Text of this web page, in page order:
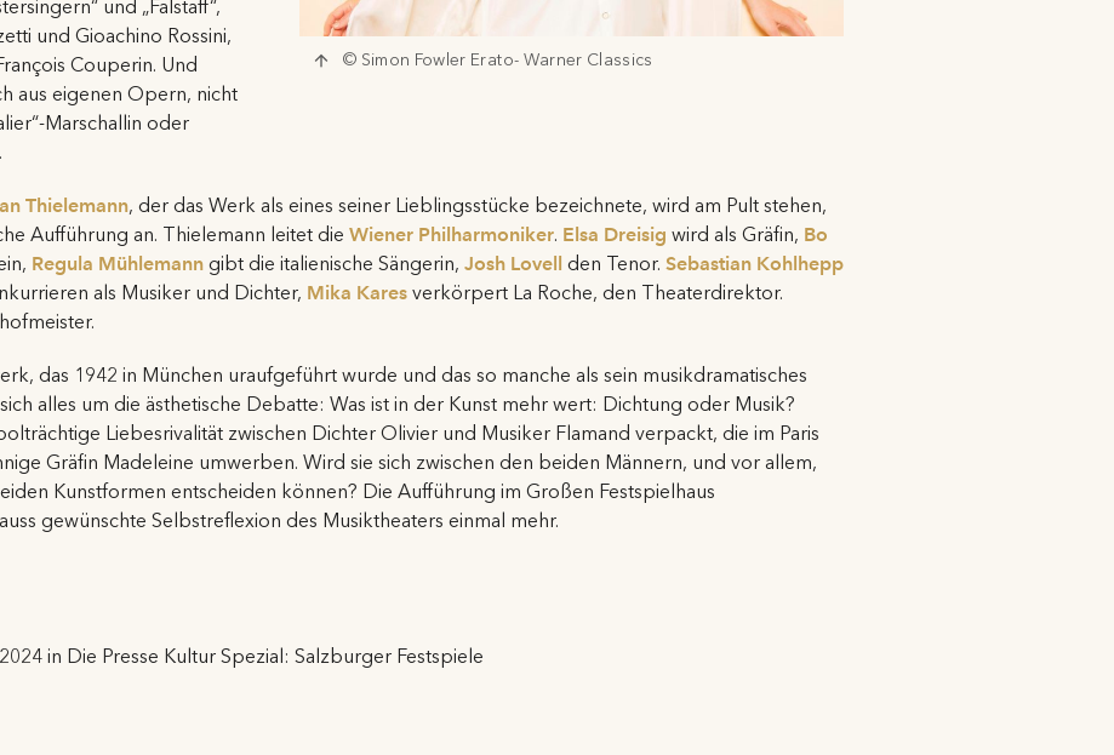
© Simon Fowler Erato- Warner Classics
und „Falstaff“,
und Gioachino Rossini,
Couperin. Und
aus eigenen Opern, nicht
Marschallin oder
Thielemann, der das Werk als eines seiner Lieblingsstücke bezeichnete, wird am Pult stehen,
Aufführung an. Thielemann leitet die Wiener Philharmoniker. Elsa Dreisig wird als Gräfin, Bo
Regula Mühlemanngibt die italienische Sängerin, Josh Lovell den Tenor. Sebastian Kohlhepp
als Musiker und Dichter, Mika Karesverkörpert La Roche, den Theaterdirektor.
das 1942 in München uraufgeführt wurde und das so manche als sein musikdramatisches
alles um die ästhetische Debatte: Was ist in der Kunst mehr wert: Dichtung oder Musik?
Liebesrivalität zwischen Dichter Olivier und Musiker Flamand verpackt, die im Paris
Gräfin Madeleine umwerben. Wird sie sich zwischen den beiden Männern, und vor allem,
Kunstformen entscheiden können? Die Aufführung im Großen Festspielhaus
gewünschte Selbstreflexion des Musiktheaters einmal mehr.
in Die Presse Kultur Spezial: Salzburger Festspiele